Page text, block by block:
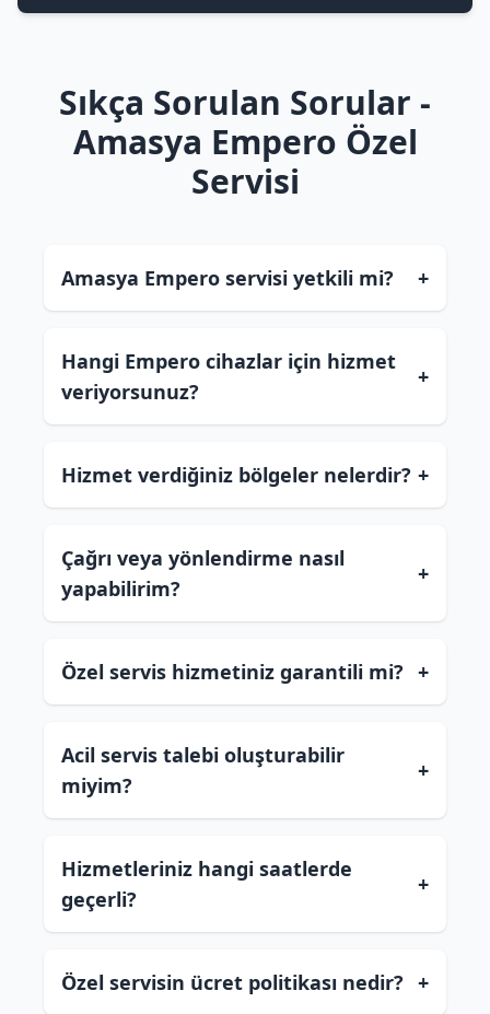
Sıkça Sorulan Sorular -
Amasya Empero Özel
Servisi
Amasya Empero servisi yetkili mi? +
Hangi Empero cihazlar için hizmet
veriyorsunuz?
+
Hizmet verdiğiniz bölgeler nelerdir? +
Çağrı veya yönlendirme nasıl
yapabilirim?
+
Özel servis hizmetiniz garantili mi? +
Acil servis talebi oluşturabilir
miyim?
+
Hizmetleriniz hangi saatlerde
geçerli?
+
Özel servisin ücret politikası nedir? +